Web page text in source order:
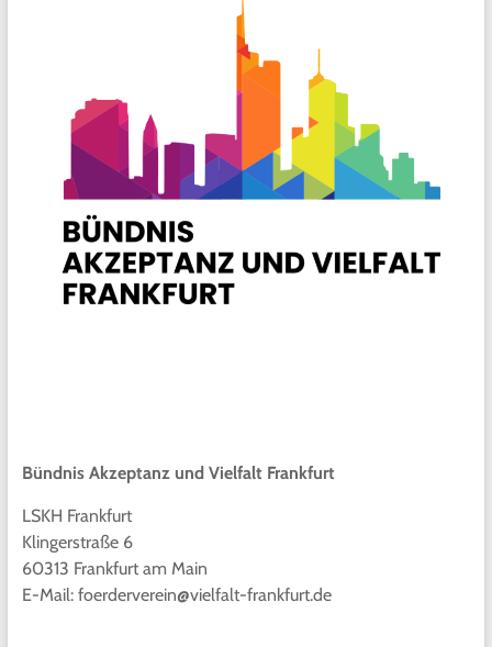
Bündnis Akzeptanz und Vielfalt Frankfurt
LSKH Frankfurt
Klingerstraße 6
60313 Frankfurt am Main
E-Mail: foerderverein@vielfalt-frankfurt.de